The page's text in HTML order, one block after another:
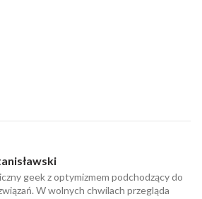
geek z optymizmem podchodzący do
W wolnych chwilach przegląda